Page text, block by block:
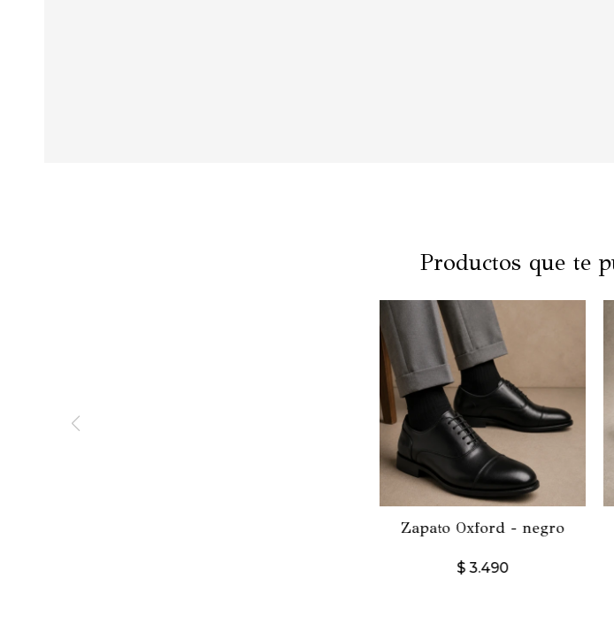
Productos que te
Zapato Oxford - negro
$ 3.490